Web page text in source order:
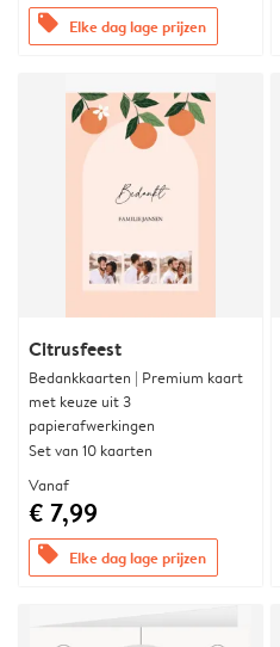
offers Elke dag lage prijzen
Citrusfeest
Bedankkaarten | Premium kaart
met keuze uit 3
papierafwerkingen
Set van 10 kaarten
Vanaf
€ 7,99
offers Elke dag lage prijzen